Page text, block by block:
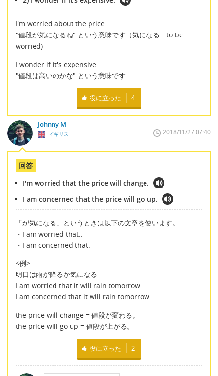
I'm worried about the price.
"値段が気になるね" という意味です（気になる：to be
worried)
I wonder if it's expensive.
"値段は高いのかな" という意味です.
役に立った 4
Johnny M
イギリス 2018/11/27 07:40
回答
I'm worried that the price will change.
I am concerned that the price will go up.
「が気になる」というときは以下の文章を使います。
・I am worried that..
・I am concerned that..
<例>
明日は雨が降るか気になる
I am worried that it will rain tomorrow.
I am concerned that it will rain tomorrow.
the price will change = 値段が変わる。
the price will go up = 値段が上がる。
役に立った 2